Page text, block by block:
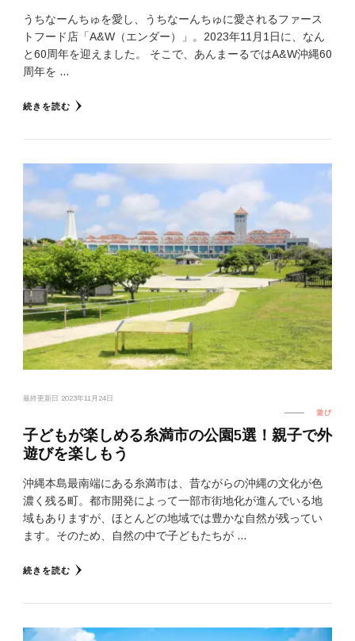
うちなーんちゅを愛し、うちなーんちゅに愛されるファース
トフード店「A&W（エンダー）」。2023年11月1日に、なん
と60周年を迎えました。 そこで、あんまーるではA&W沖縄60
周年を …
続きを読む
最終更新日 2023年11月24日
遊び
子どもが楽しめる糸満市の公園5選！親子で外
遊びを楽しもう
沖縄本島最南端にある糸満市は、昔ながらの沖縄の文化が色
濃く残る町。都市開発によって一部市街地化が進んでいる地
域もありますが、ほとんどの地域では豊かな自然が残ってい
ます。そのため、自然の中で子どもたちが …
続きを読む